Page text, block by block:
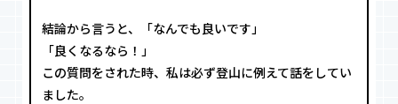
結論から言うと、「なんでも良いです」
「良くなるなら！」
この質問をされた時、私は必ず登山に例えて話をしてい
ました。